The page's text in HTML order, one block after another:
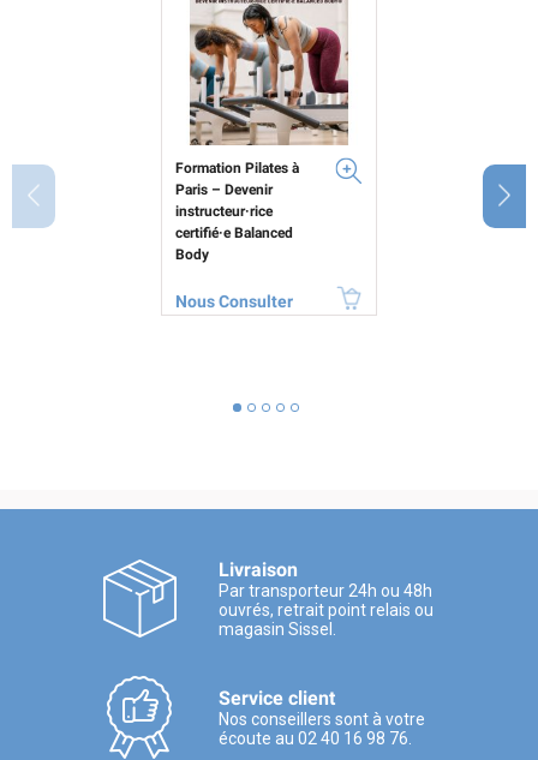
Formation Pilates à
Paris – Devenir
instructeur·rice
certifié·e Balanced
Body
Prix
Nous Consulter
Livraison
Par transporteur 24h ou 48h
ouvrés, retrait point relais ou
magasin Sissel.
Service client
Nos conseillers sont à votre
écoute au 02 40 16 98 76.